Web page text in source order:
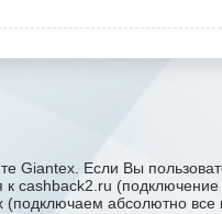
Если Вы
cashback2.ru
абсолютно